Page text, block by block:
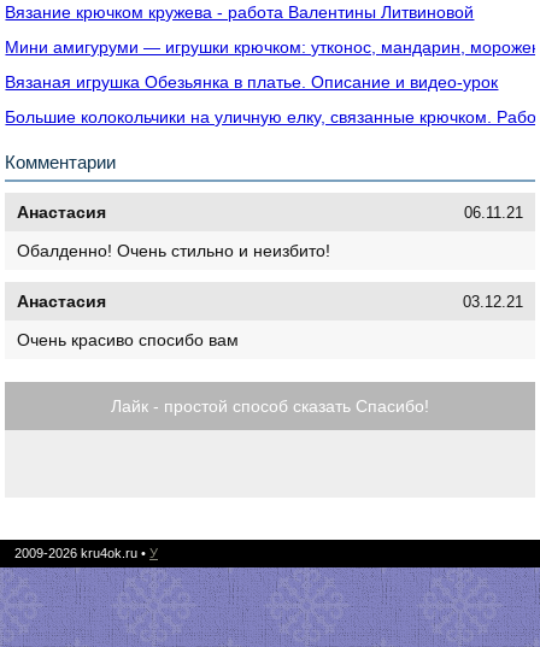
Вязание крючком кружева - работа Валентины Литвиновой
Мини амигуруми — игрушки крючком: утконос, мандарин,
Вязаная игрушка Обезьянка в платье. Описание и видео-урок
Большие колокольчики на уличную елку, связанные крючком.
Комментарии
Анастасия 06.11.21
Обалденно! Очень стильно и неизбито!
Анастасия 03.12.21
Очень красиво спосибо вам
Лайк - простой способ сказать Спасибо!
2009-2026 kru4ok.ru • У